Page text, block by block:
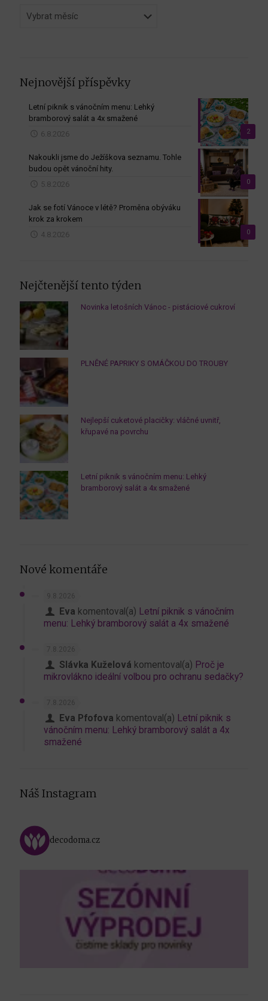
dle
Nejnovější příspěvky
2
Letní piknik s vánočním menu: Lehký
bramborový salát a 4x smažené
6.8.2026
0
Nakoukli jsme do Ježíškova seznamu. Tohle
budou opět vánoční hity.
5.8.2026
0
Jak se fotí Vánoce v létě? Proměna obýváku
krok za krokem
4.8.2026
Nejčtenější tento týden
Novinka letošních Vánoc - pistáciové cukroví
PLNĚNÉ PAPRIKY S OMÁČKOU DO TROUBY
Nejlepší cuketové placičky: vláčné uvnitř,
křupavé na povrchu
Letní piknik s vánočním menu: Lehký
bramborový salát a 4x smažené
Nové komentáře
9.8.2026
Eva komentoval(a) Letní piknik s vánočním
menu: Lehký bramborový salát a 4x smažené
7.8.2026
Slávka Kuželová komentoval(a) Proč je
mikrovlákno ideální volbou pro ochranu sedačky?
7.8.2026
Eva Pfofova komentoval(a) Letní piknik s
vánočním menu: Lehký bramborový salát a 4x
smažené
Náš Instagram
decodoma.cz